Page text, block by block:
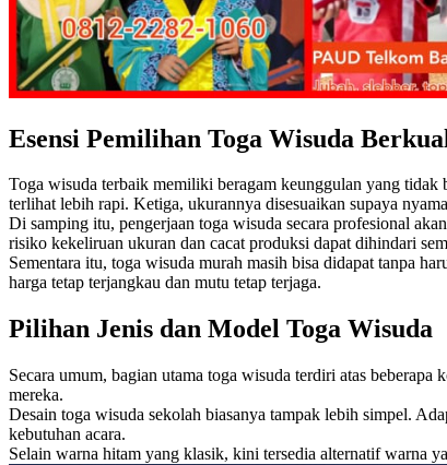
Esensi Pemilihan Toga Wisuda
Toga wisuda terbaik memiliki beragam keunggulan yang tidak
terlihat lebih rapi. Ketiga, ukurannya disesuaikan supaya
Di samping itu, pengerjaan toga wisuda secara profesional
risiko kekeliruan ukuran dan cacat produksi dapat dihindari
Sementara itu, toga wisuda murah masih bisa didapat tanpa
harga tetap terjangkau dan mutu tetap terjaga.
Pilihan Jenis dan Model Toga Wisuda
Secara umum, bagian utama toga wisuda terdiri atas
mereka.
Desain toga wisuda sekolah biasanya tampak lebih simpel.
kebutuhan acara.
Selain warna hitam yang klasik, kini tersedia alternatif warna